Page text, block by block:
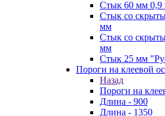
Стык 60 мм 0,9
Стык со
мм
Стык со
мм
Стык 25 мм
Пороги на клеевой
Назад
Пороги на
Длина - 900
Длина - 1350